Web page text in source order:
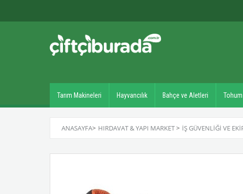
Tarım Makineleri Hayvancılık Bahçe ve Aletleri Tohum
ANASAYFA> HIRDAVAT & YAPI MARKET> İŞ GÜVENLIĞI VE